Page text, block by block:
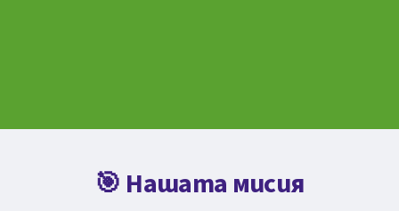
🎯 Нашата мисия